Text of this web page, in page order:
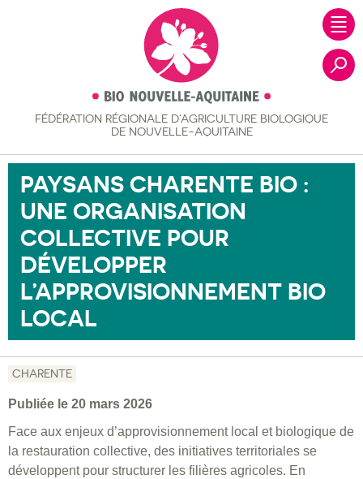
FÉDÉRATION RÉGIONALE D’AGRICULTURE BIOLOGIQUE
DE NOUVELLE-AQUITAINE
PAYSANS CHARENTE BIO :
UNE ORGANISATION
COLLECTIVE POUR
DÉVELOPPER
L’APPROVISIONNEMENT BIO
LOCAL
CHARENTE
Publiée le 20 mars 2026
Face aux enjeux d’approvisionnement local et biologique de
la restauration collective, des initiatives territoriales se
développent pour structurer les filières agricoles. En